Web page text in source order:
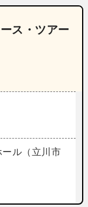
ス・ツアー
ル（立川市